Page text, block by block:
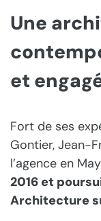
Une
et
Fort de ses
Gontier, Jean-
l’agence en
2016 et
Architecture